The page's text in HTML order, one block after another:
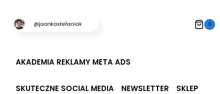
treści
0
AKADEMIA REKLAMY META ADS
SKUTECZNE SOCIAL MEDIA NEWSLETTER SKLEP